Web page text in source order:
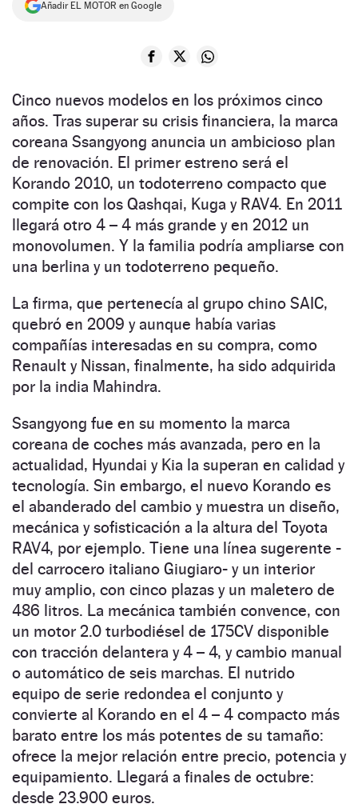
Añadir EL MOTOR en Google
Cinco nuevos modelos en los próximos cinco
años. Tras superar su crisis financiera, la marca
coreana Ssangyong anuncia un ambicioso plan
de renovación. El primer estreno será el
Korando 2010, un todoterreno compacto que
compite con los Qashqai, Kuga y RAV4. En 2011
llegará otro 4 – 4 más grande y en 2012 un
monovolumen. Y la familia podría ampliarse con
una berlina y un todoterreno pequeño.
La firma, que pertenecía al grupo chino SAIC,
quebró en 2009 y aunque había varias
compañías interesadas en su compra, como
Renault y Nissan, finalmente, ha sido adquirida
por la india Mahindra.
Ssangyong fue en su momento la marca
coreana de coches más avanzada, pero en la
actualidad, Hyundai y Kia la superan en calidad y
tecnología. Sin embargo, el nuevo Korando es
el abanderado del cambio y muestra un diseño,
mecánica y sofisticación a la altura del Toyota
RAV4, por ejemplo. Tiene una línea sugerente -
del carrocero italiano Giugiaro- y un interior
muy amplio, con cinco plazas y un maletero de
486 litros. La mecánica también convence, con
un motor 2.0 turbodiésel de 175CV disponible
con tracción delantera y 4 – 4, y cambio manual
o automático de seis marchas. El nutrido
equipo de serie redondea el conjunto y
convierte al Korando en el 4 – 4 compacto más
barato entre los más potentes de su tamaño:
ofrece la mejor relación entre precio, potencia y
equipamiento. Llegará a finales de octubre:
desde 23.900 euros.